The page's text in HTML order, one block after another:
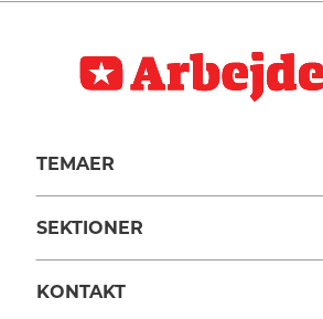
TEMAER
SEKTIONER
KONTAKT